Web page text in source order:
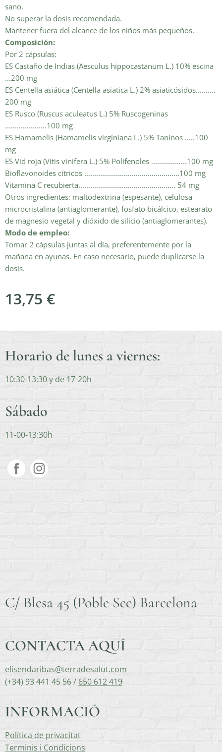
sano.
No superar la dosis recomendada.
Mantener fuera del alcance de los niños más pequeños.
Composición:
Por 2 cápsulas:
ES Castaño de Indias (Aesculus hippocastanum L.) 10% escina
...200 mg
ES Centella asiática (Centella asiatica L.) 2% asiaticósidos..........
200 mg
ES Rusco (Ruscus aculeatus L.) 5% Ruscogeninas
.....................100 mg
ES Hamamelis (Hamamelis virginiana L.) 5% Taninos .....100
mg
ES Vid roja (Vitis vinifera L.) 5% Polifenoles ..................100 mg
Bioflavonoides cítricos ................................................100 mg
Vitamina C recubierta................................................. 54 mg
Otros ingredientes: maltodextrina (espesante), celulosa
microcristalina (antiaglomerante), fosfato bicálcico, estearato
de magnesio vegetal y dióxido de silicio (antiaglomerantes).
Modo de empleo:
Tomar 2 cápsulas juntas al día, preferentemente por la
mañana en ayunas. En caso necesario, puede duplicarse la
dosis.
13,75 €
Horario de lunes a viernes:
10:30-13:30 y de 17-20h
Sábado
11-00-13:30h
C/ Blesa 45 (Poble Sec) Barcelona
CONTACTA AQUÍ
elisendaribas@terradesalut.com
(+34) 93 441 45 56 / 650 612 419
INFORMACIÓ
Política de privacitat
Terminis i Condicions